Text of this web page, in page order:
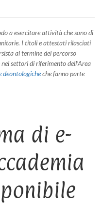
a esercitare attività che sono di
I titoli e attestati rilasciati
al termine del percorso
settori di riferimento dell’Area
deontologicheche fanno parte
di e-